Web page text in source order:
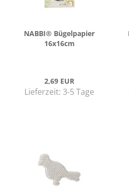
NABBI® Bü­gel­pa­pier
16x16cm
2,69 EUR
Lieferzeit: 3-5 Tage